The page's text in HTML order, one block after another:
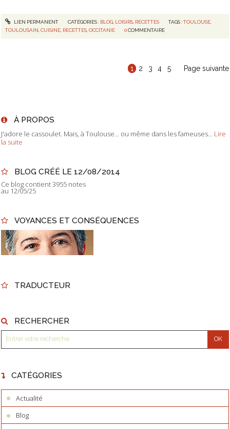
LIEN PERMANENT CATÉGORIES : BLOG, LOISIRS, RECETTES TAGS :TOULOUSE,
TOULOUSAIN,CUISINE, RECETTES,OCCITANIE 0 COMMENTAIRE
1 2 3 4 5 Page suivante
À PROPOS
J'adore le cassoulet. Mais, à Toulouse... ou même dans les fameuses...
Lire
la suite
BLOG CRÉÉ LE 12/08/2014
Ce blog contient 3955 notes
au 12/05/25
VOYANCES ET CONSÉQUENCES
TRADUCTEUR
RECHERCHER
CATÉGORIES
Actualité
Blog